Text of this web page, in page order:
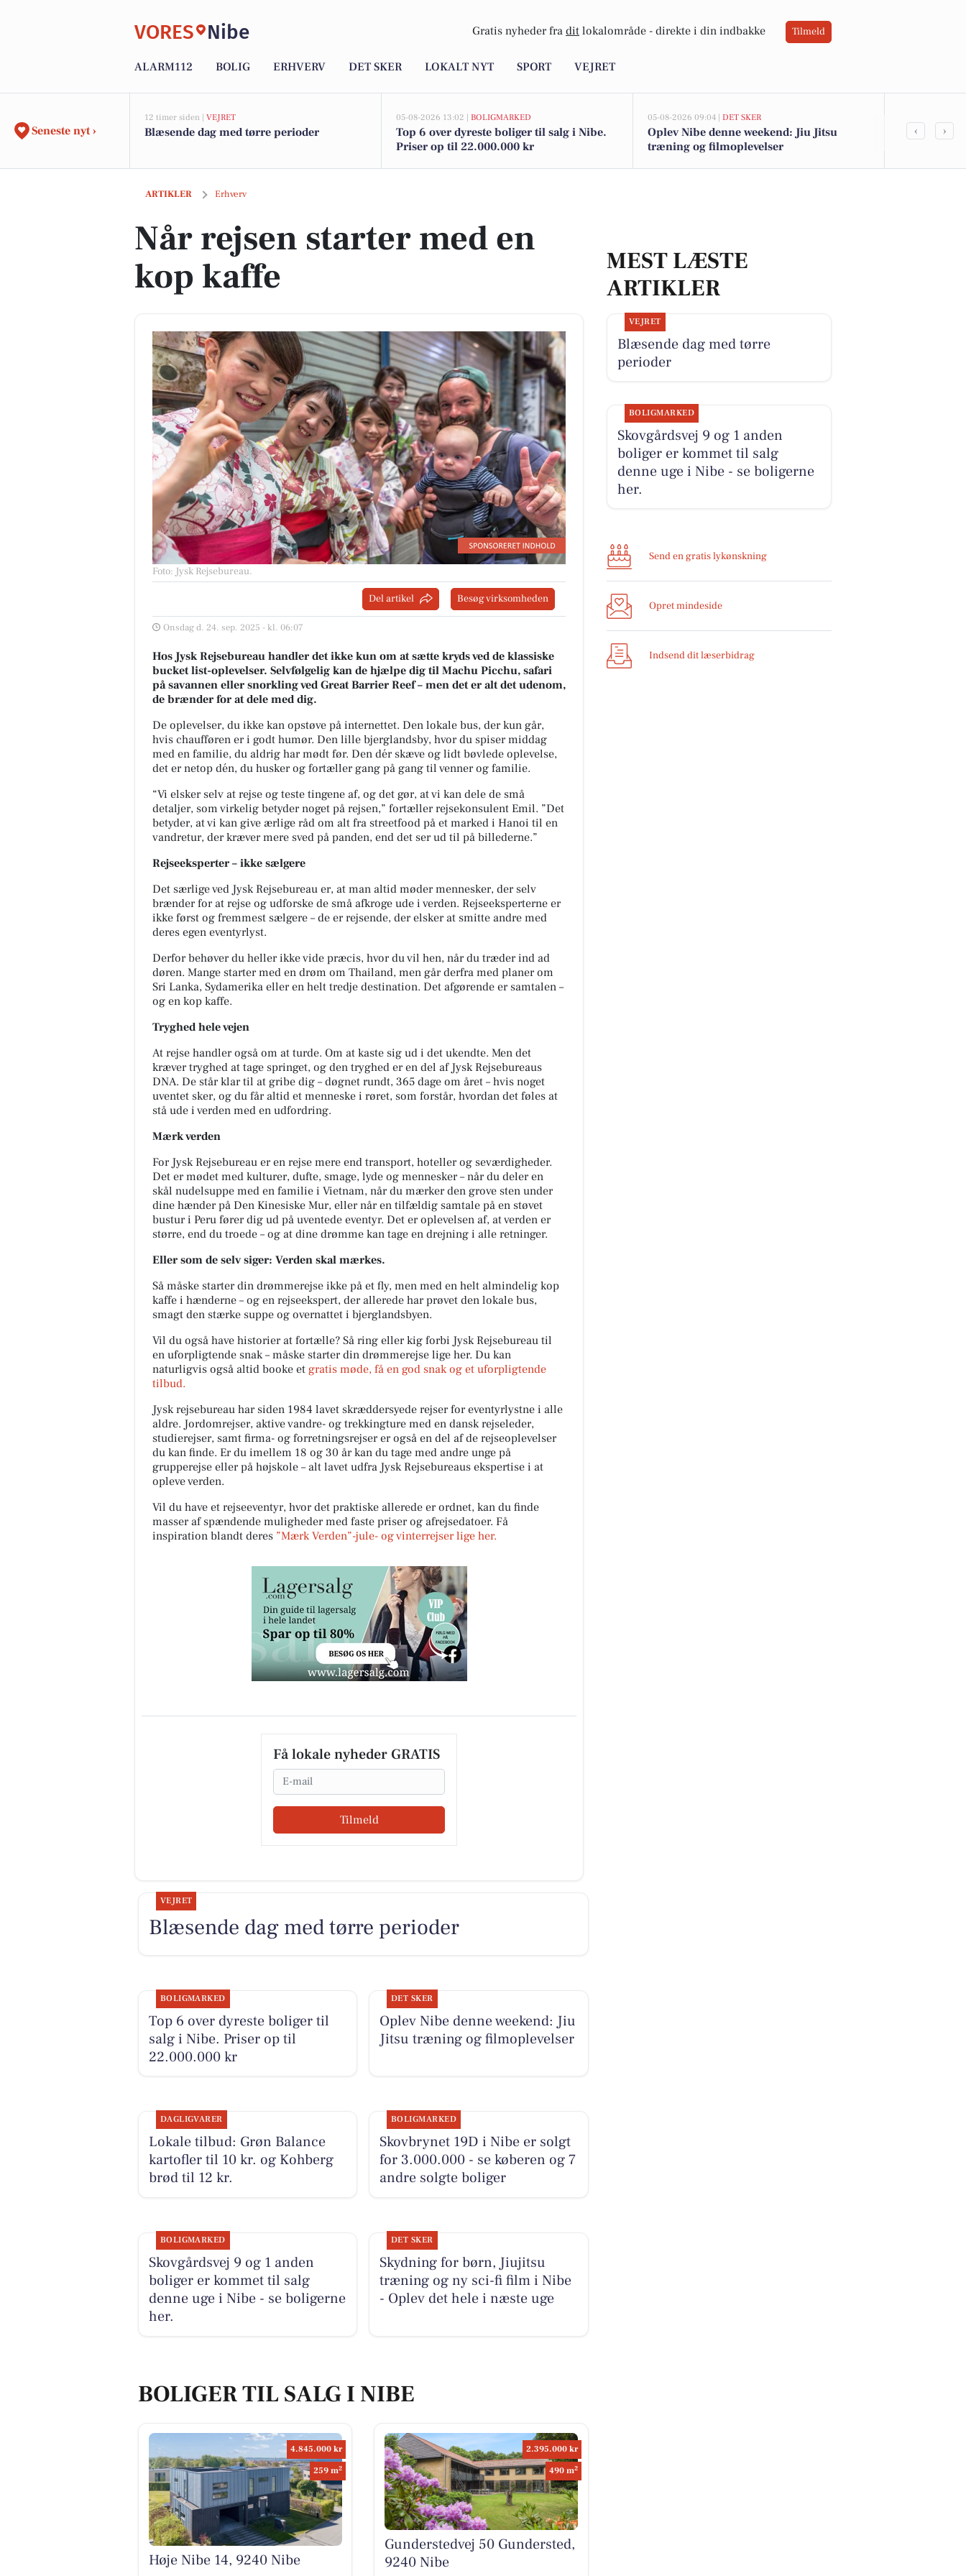
VORES Nibe Gratis nyheder fra dit lokalområde - direkte i din indbakke Tilmeld
ALARM112 BOLIG ERHVERV DET SKER LOKALT NYT SPORT VEJRET
Seneste nyt ›
12 timer siden | VEJRET
Blæsende dag med tørre perioder
05-08-2026 13:02 | BOLIGMARKED
Top 6 over dyreste boliger til salg i Nibe.
Priser op til 22.000.000 kr
05-08-2026 09:04 | DET SKER
Oplev Nibe denne weekend: Jiu Jitsu
træning og filmoplevelser
Lokale
‹ ›
ARTIKLER Erhverv
Når rejsen starter med en kop kaffe
Når rejsen starter med en
kop kaffe
Foto: Jysk Rejsebureau.
Del artikel Besøg virksomheden
Onsdag d. 24. sep. 2025 - kl. 06:07
Hos Jysk Rejsebureau handler det ikke kun om at sætte kryds ved de klassiske
bucket list-oplevelser. Selvfølgelig kan de hjælpe dig til Machu Picchu, safari
på savannen eller snorkling ved Great Barrier Reef – men det er alt det udenom,
de brænder for at dele med dig.
De oplevelser, du ikke kan opstøve på internettet. Den lokale bus, der kun går,
hvis chaufføren er i godt humør. Den lille bjerglandsby, hvor du spiser middag
med en familie, du aldrig har mødt før. Den dér skæve og lidt bøvlede oplevelse,
det er netop dén, du husker og fortæller gang på gang til venner og familie.
“Vi elsker selv at rejse og teste tingene af, og det gør, at vi kan dele de små
detaljer, som virkelig betyder noget på rejsen,” fortæller rejsekonsulent Emil. ”Det
betyder, at vi kan give ærlige råd om alt fra streetfood på et marked i Hanoi til en
vandretur, der kræver mere sved på panden, end det ser ud til på billederne.”
Rejseeksperter – ikke sælgere
Det særlige ved Jysk Rejsebureau er, at man altid møder mennesker, der selv
brænder for at rejse og udforske de små afkroge ude i verden. Rejseeksperterne er
ikke først og fremmest sælgere – de er rejsende, der elsker at smitte andre med
deres egen eventyrlyst.
Derfor behøver du heller ikke vide præcis, hvor du vil hen, når du træder ind ad
døren. Mange starter med en drøm om Thailand, men går derfra med planer om
Sri Lanka, Sydamerika eller en helt tredje destination. Det afgørende er samtalen –
og en kop kaffe.
Tryghed hele vejen
At rejse handler også om at turde. Om at kaste sig ud i det ukendte. Men det
kræver tryghed at tage springet, og den tryghed er en del af Jysk Rejsebureaus
DNA. De står klar til at gribe dig – døgnet rundt, 365 dage om året – hvis noget
uventet sker, og du får altid et menneske i røret, som forstår, hvordan det føles at
stå ude i verden med en udfordring.
Mærk verden
For Jysk Rejsebureau er en rejse mere end transport, hoteller og seværdigheder.
Det er mødet med kulturer, dufte, smage, lyde og mennesker – når du deler en
skål nudelsuppe med en familie i Vietnam, når du mærker den grove sten under
dine hænder på Den Kinesiske Mur, eller når en tilfældig samtale på en støvet
bustur i Peru fører dig ud på uventede eventyr. Det er oplevelsen af, at verden er
større, end du troede – og at dine drømme kan tage en drejning i alle retninger.
Eller som de selv siger: Verden skal mærkes.
Så måske starter din drømmerejse ikke på et fly, men med en helt almindelig kop
kaffe i hænderne – og en rejseekspert, der allerede har prøvet den lokale bus,
smagt den stærke suppe og overnattet i bjerglandsbyen.
Vil du også have historier at fortælle? Så ring eller kig forbi Jysk Rejsebureau til
en uforpligtende snak – måske starter din drømmerejse lige her. Du kan
naturligvis også altid booke et gratis møde, få en god snak og et uforpligtende
tilbud.
Jysk rejsebureau har siden 1984 lavet skræddersyede rejser for eventyrlystne i alle
aldre. Jordomrejser, aktive vandre- og trekkingture med en dansk rejseleder,
studierejser, samt firma- og forretningsrejser er også en del af de rejseoplevelser
du kan finde. Er du imellem 18 og 30 år kan du tage med andre unge på
grupperejse eller på højskole – alt lavet udfra Jysk Rejsebureaus ekspertise i at
opleve verden.
Vil du have et rejseeventyr, hvor det praktiske allerede er ordnet, kan du finde
masser af spændende muligheder med faste priser og afrejsedatoer. Få
inspiration blandt deres ”Mærk Verden”-jule- og vinterrejser lige her.
Få lokale nyheder GRATIS
Email
Tilmeld
MEST LÆSTE
ARTIKLER
VEJRET
Blæsende dag med tørre
perioder
BOLIGMARKED
Skovgårdsvej 9 og 1 anden
boliger er kommet til salg
denne uge i Nibe - se boligerne
her.
Send en gratis lykønskning
Opret mindeside
Indsend dit læserbidrag
VEJRET
Blæsende dag med tørre perioder
BOLIGMARKED
Top 6 over dyreste boliger til
salg i Nibe. Priser op til
22.000.000 kr
DET SKER
Oplev Nibe denne weekend: Jiu
Jitsu træning og filmoplevelser
DAGLIGVARER
Lokale tilbud: Grøn Balance
kartofler til 10 kr. og Kohberg
brød til 12 kr.
BOLIGMARKED
Skovbrynet 19D i Nibe er solgt
for 3.000.000 - se køberen og 7
andre solgte boliger
BOLIGMARKED
Skovgårdsvej 9 og 1 anden
boliger er kommet til salg
denne uge i Nibe - se boligerne
her.
DET SKER
Skydning for børn, Jiujitsu
træning og ny sci-fi film i Nibe
- Oplev det hele i næste uge
BOLIGER TIL SALG I NIBE
4.845.000 kr
259 m2
Høje Nibe 14, 9240 Nibe
2.395.000 kr
490 m2
Gunderstedvej 50 Gundersted,
9240 Nibe